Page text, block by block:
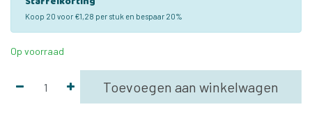
Koop 20 voor €1,28 per stuk en bespaar 20%
Op voorraad
Toevoegen aan winkelwagen